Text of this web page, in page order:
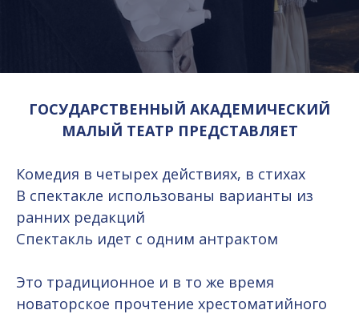
ГОСУДАРСТВЕННЫЙ АКАДЕМИЧЕСКИЙ
МАЛЫЙ ТЕАТР ПРЕДСТАВЛЯЕТ
Комедия в четырех действиях, в стихах
В спектакле использованы варианты из
ранних редакций
Спектакль идет с одним антрактом
Это традиционное и в то же время
новаторское прочтение хрестоматийного